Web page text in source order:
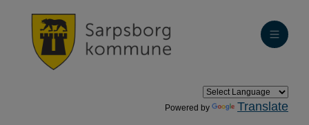
Powered by Translate